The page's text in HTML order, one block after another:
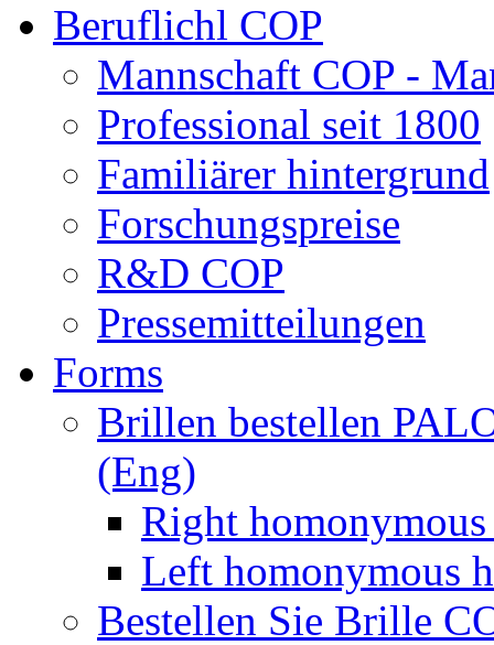
Beruflichl COP
Mannschaft COP -
Professional seit 1800
Familiärer hintergrund
Forschungspreise
R&D COP
Pressemitteilungen
Forms
Brillen bestellen
(Eng)
Right
Left homonymous
Bestellen Sie Brille